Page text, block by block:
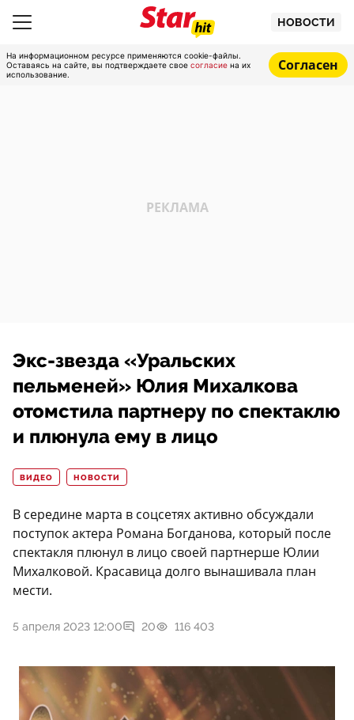
НОВОСТИ
На информационном ресурсе применяются cookie-файлы.
Оставаясь на сайте, вы подтверждаете свое согласие на их
использование.
Согласен
Экс-звезда «Уральских
пельменей» Юлия Михалкова
отомстила партнеру по спектаклю
и плюнула ему в лицо
ВИДЕО НОВОСТИ
В середине марта в соцсетях активно обсуждали
поступок актера Романа Богданова, который после
спектакля плюнул в лицо своей партнерше Юлии
Михалковой. Красавица долго вынашивала план
мести.
5 апреля 2023 12:00 20 116 403